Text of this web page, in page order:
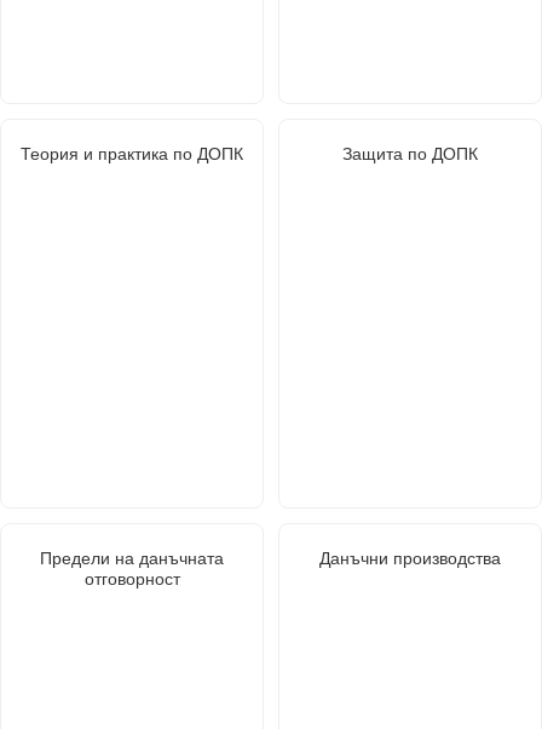
Теория и практика по ДОПК Защита по ДОПК
Предели на данъчната
отговорност
Данъчни производства